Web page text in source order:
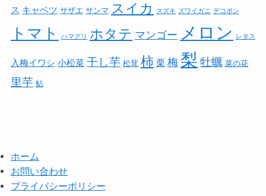
ス キャベツ サザエ サンマ スイカ スズキ ズワイガニ デコポン
トマト ハマグリ ホタテ マンゴー メロン レタス
入梅イワシ 小松菜 干し芋 松茸 柿 栗 梅 梨 牡蠣 菜の花
里芋 鮎
ホーム
お問い合わせ
プライバシーポリシー